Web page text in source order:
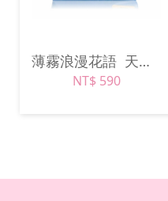
薄霧浪漫花語 天空藍
NT$ 590